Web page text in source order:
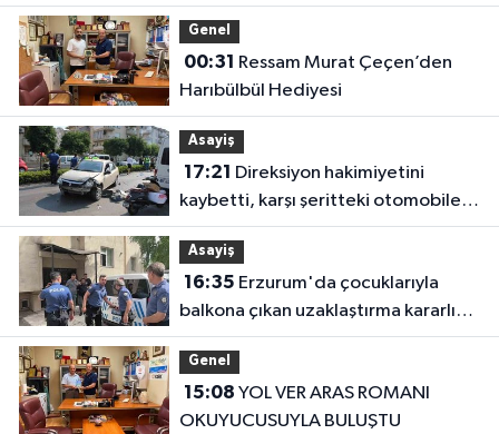
Genel
00:31
Harıbülbül Hediyesi
Asayiş
17:21
kaybetti, karşı şeritteki otomobile
çarptı
Asayiş
16:35
balkona çıkan uzaklaştırma kararlı
koca ikna edildi
Genel
15:08
OKUYUCUSUYLA BULUŞTU